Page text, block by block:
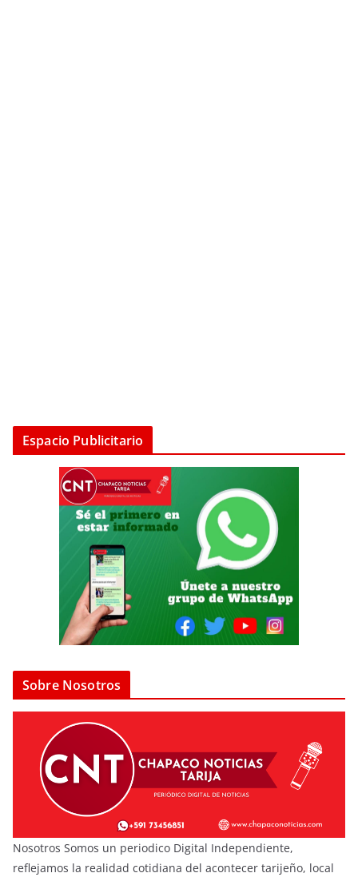
Espacio Publicitario
Sobre Nosotros
Nosotros Somos un periodico Digital Independiente,
reflejamos la realidad cotidiana del acontecer tarijeño, local